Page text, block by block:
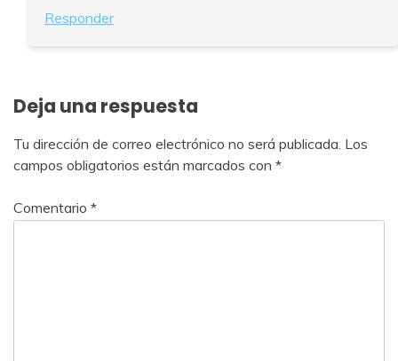
Responder
Deja una respuesta
Tu dirección de correo electrónico no será publicada. Los
campos obligatorios están marcados con *
Comentario *